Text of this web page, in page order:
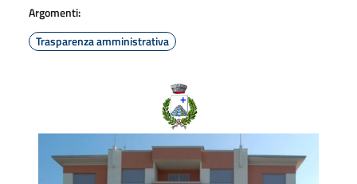
Argomenti:
Trasparenza amministrativa